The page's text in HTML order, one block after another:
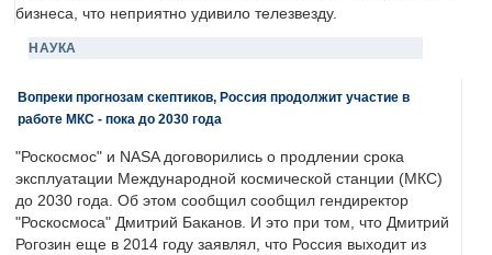
бизнеса, что неприятно удивило телезвезду.
НАУКА
Вопреки прогнозам скептиков, Россия продолжит участие в
работе МКС - пока до 2030 года
"Роскосмос" и NASA договорились о продлении срока
эксплуатации Международной космической станции (МКС)
до 2030 года. Об этом сообщил сообщил гендиректор
"Роскосмоса" Дмитрий Баканов. И это при том, что Дмитрий
Рогозин еще в 2014 году заявлял, что Россия выходит из